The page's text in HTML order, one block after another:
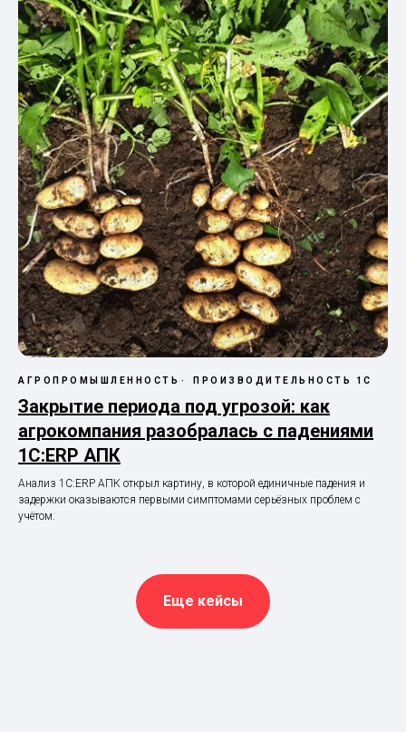
АГРОПРОМЫШЛЕННОСТЬ ПРОИЗВОДИТЕЛЬНОСТЬ 1С
Закрытие периода под угрозой: как
агрокомпания разобралась с падениями
1С:ERP АПК
Анализ 1С:ERP АПК открыл картину, в которой единичные падения и
задержки оказываются первыми симптомами серьёзных проблем с
учётом.
Еще кейсы